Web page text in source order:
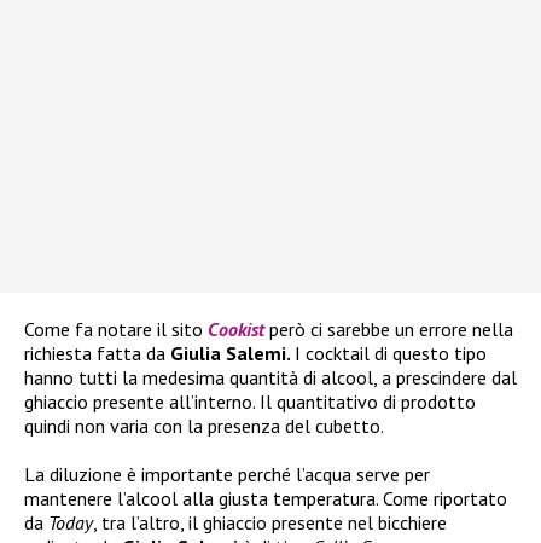
Come fa notare il sito Cookist però ci sarebbe un errore nella
richiesta fatta da Giulia Salemi. I cocktail di questo tipo
hanno tutti la medesima quantità di alcool, a prescindere dal
ghiaccio presente all’interno. Il quantitativo di prodotto
quindi non varia con la presenza del cubetto.
La diluzione è importante perché l’acqua serve per
mantenere l’alcool alla giusta temperatura. Come riportato
da Today, tra l’altro, il ghiaccio presente nel bicchiere